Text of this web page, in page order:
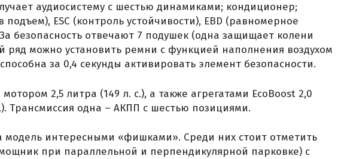
аудиосистему с шестью динамиками; кондиционер;
подъем), ESC (контроль устойчивости), EBD (равномерное
безопасность отвечают 7 подушек (одна защищает колени
ряд можно установить ремни с функцией наполнения воздухом
за 0,4 секунды активировать элемент безопасности.
2,5 литра (149 л. с.), а также агрегатами EcoBoost 2,0
Трансмиссия одна – АКПП с шестью позициями.
модель интересными «фишками». Среди них стоит отметить
при параллельной и перпендикулярной парковке) с